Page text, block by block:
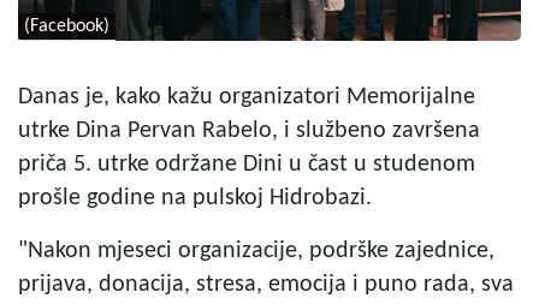
(Facebook)
Danas je, kako kažu organizatori Memorijalne
utrke Dina Pervan Rabelo, i službeno završena
priča 5. utrke održane Dini u čast u studenom
prošle godine na pulskoj Hidrobazi.
"Nakon mjeseci organizacije, podrške zajednice,
prijava, donacija, stresa, emocija i puno rada, sva